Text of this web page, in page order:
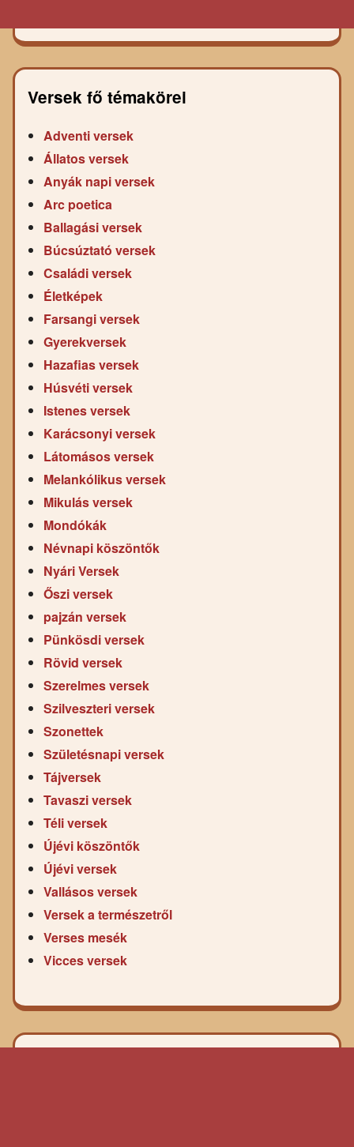
Versek fő témakörei
Adventi versek
Állatos versek
Anyák napi versek
Arc poetica
Ballagási versek
Búcsúztató versek
Családi versek
Életképek
Farsangi versek
Gyerekversek
Hazafias versek
Húsvéti versek
Istenes versek
Karácsonyi versek
Látomásos versek
Melankólikus versek
Mikulás versek
Mondókák
Névnapi köszöntők
Nyári Versek
Őszi versek
pajzán versek
Pünkösdi versek
Rövid versek
Szerelmes versek
Szilveszteri versek
Szonettek
Születésnapi versek
Tájversek
Tavaszi versek
Téli versek
Újévi köszöntők
Újévi versek
Vallásos versek
Versek a természetről
Verses mesék
Vicces versek